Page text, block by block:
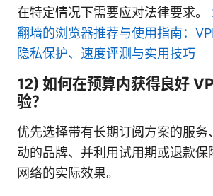
在特定情况下需要应对法律要求。
翻墙的浏览器推荐与使用指南：
隐私保护、速度评测与实用技巧
12) 如何在预算内获得良好
验？
优先选择带有长期订阅方案的服务
动的品牌、并利用试用期或退款保
网络的实际效果。